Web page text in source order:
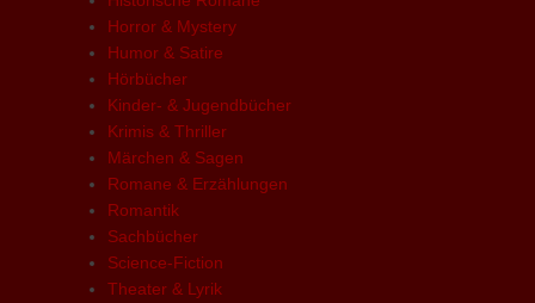
Horror & Mystery
Humor & Satire
Hörbücher
Kinder- & Jugendbücher
Krimis & Thriller
Märchen & Sagen
Romane & Erzählungen
Romantik
Sachbücher
Science-Fiction
Theater & Lyrik